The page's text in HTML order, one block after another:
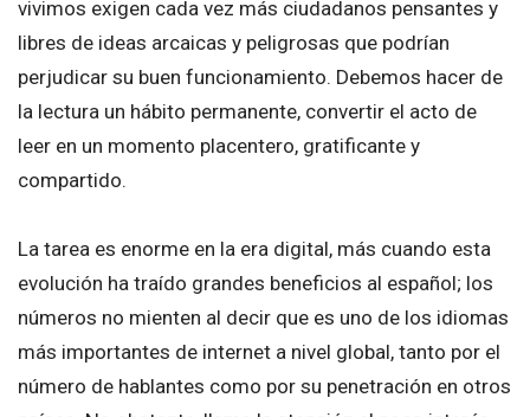
vivimos exigen cada vez más ciudadanos pensantes y
libres de ideas arcaicas y peligrosas que podrían
perjudicar su buen funcionamiento. Debemos hacer de
la lectura un hábito permanente, convertir el acto de
leer en un momento placentero, gratificante y
compartido.
La tarea es enorme en la era digital, más cuando esta
evolución ha traído grandes beneficios al español; los
números no mienten al decir que es uno de los idiomas
más importantes de internet a nivel global, tanto por el
número de hablantes como por su penetración en otros